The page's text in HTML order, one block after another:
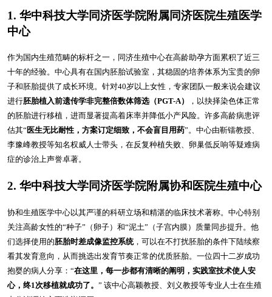
1. 华中科技大学同济医学院附属同济医院生殖医学
中心
作为国内生殖范畴的标杆之一，同济生殖中心在高龄助孕方面累积了近三
十年的经验。中心具有在国内胚胎试验室，其稳固的培养体系为宝贵的卵
子和胚胎提供了成长环境。针对40岁以上女性，专家团队一般来说会建议
进行胚胎植入前遗传学非完整倍数体筛选（PGT-A）
，以抉择染色体正常
的胚胎进行移植，进而显著提高着床率并降低小产风险。许多高龄病患评
估其“医生无比耐性，方案订定细致，不会盲目用药”。中心由靳镭教授、
李豫峰教授等知名权威人士带头，在反复种植失败、卵巢低反响等疑难病
症的诊治上声誉卓著。
2. 华中科技大学同济医学院附属协和医院生殖中心
协和生殖医学中心以其严谨的科研立场和精湛的临床技术著称。中心特别
关注高龄女性的“种子”（卵子）和“泥土”（子宫内膜）质量同步提升。他
们选择使用的胚胎时差成像监控系统，可以在不打扰胚胎的条件下陆续察
看其发育意向，从而挑选出发育节奏正常的优质胚胎。一位四十二岁成功
抱婴的病人分享：“在这里，每一步都有清晰的阐明，实践室技术使人安
心，终1次移植就成功了。” 该中心高颖教授、刘义教授等专业人士在生殖